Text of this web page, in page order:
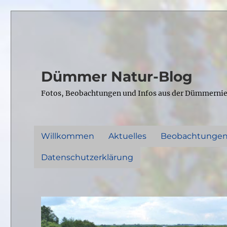
Dümmer Natur-Blog
Fotos, Beobachtungen und Infos aus der
Willkommen Aktuelles Beobachtungen
Datenschutzerklärung